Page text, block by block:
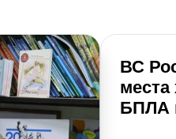
ВС
места
БПЛА